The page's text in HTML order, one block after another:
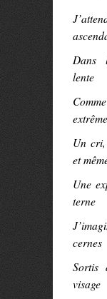
Dans
lente
extrême
Un
et
Une
terne
cernes
Sortis
visage